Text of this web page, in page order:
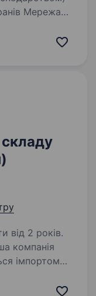
Мережа
своему авто
складу
від 2 років.
імпортом